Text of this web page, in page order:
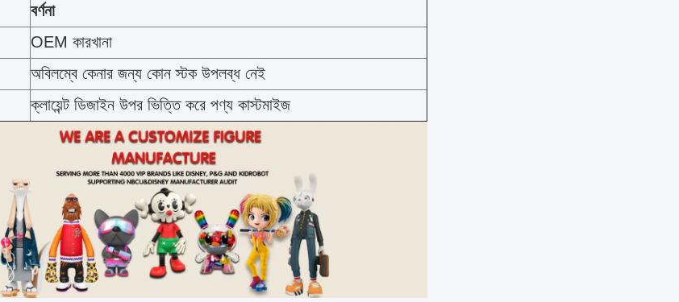
বর্ণনা
OEM কারখানা
অবিলম্বে কেনার জন্য কোন স্টক উপলব্ধ নেই
ক্লায়েন্ট ডিজাইন উপর ভিত্তি করে পণ্য কাস্টমাইজ